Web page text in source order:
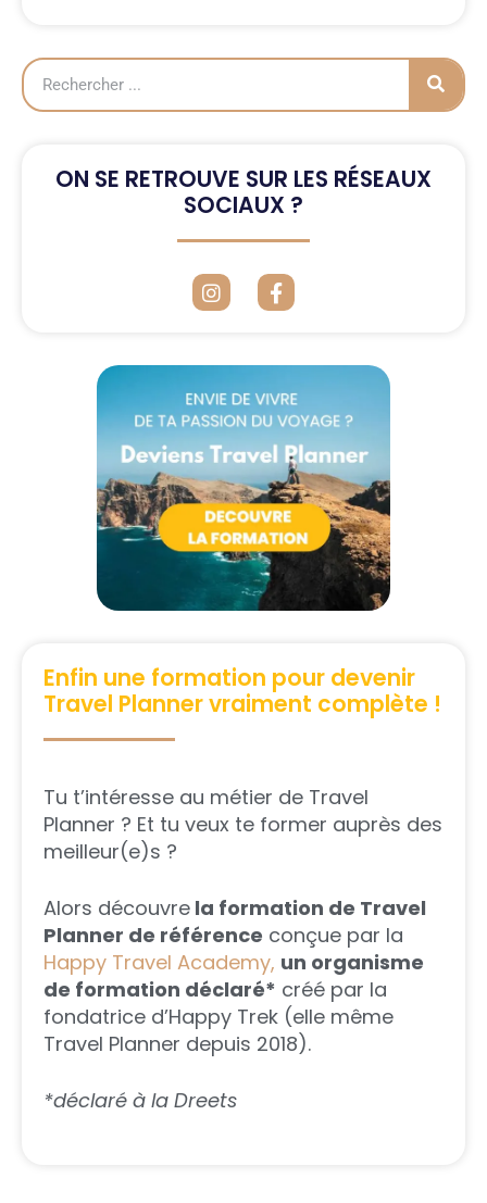
ON SE RETROUVE SUR LES RÉSEAUX
SOCIAUX ?
Enfin une formation pour devenir
Travel Planner vraiment complète !
Tu t’intéresse au métier de Travel
Planner ? Et tu veux te former auprès des
meilleur(e)s ?
Alors découvre la formation de Travel
Planner de référence conçue par la
Happy Travel Academy, un organisme
de formation déclaré* créé par la
fondatrice d’Happy Trek (elle même
Travel Planner depuis 2018).
*déclaré à la Dreets